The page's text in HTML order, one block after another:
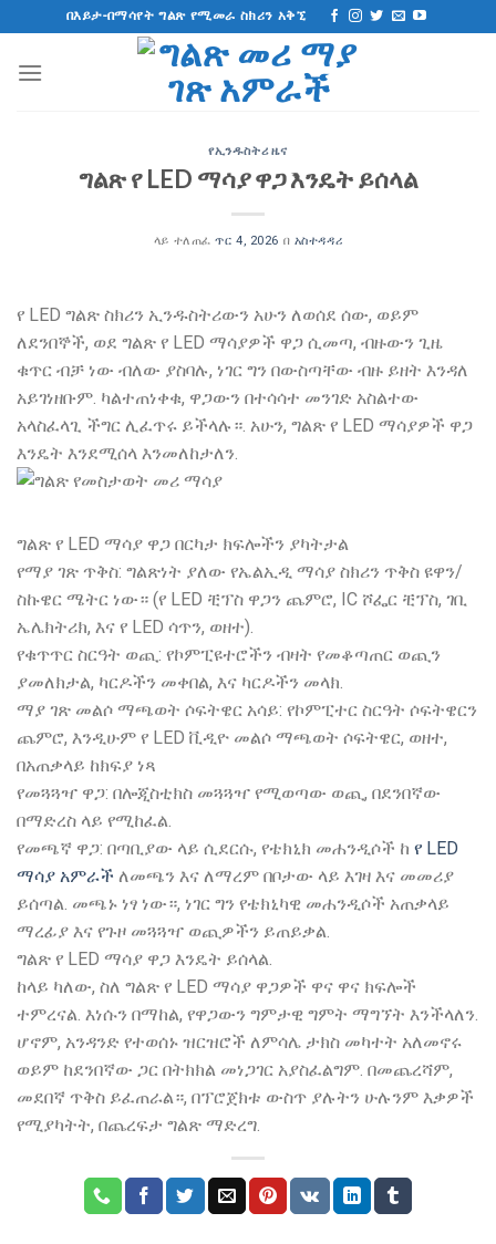
ይዘት
ዝለል
በእይታ-በማሳየት ግልጽ የሚመራ ስክሪን አቅኚ
የኢንዱስትሪ ዜና
ግልጽ የ LED ማሳያ ዋጋ እንዴት ይሰላል
ላይ ተለጠፈጥር 4, 2026 በ አስተዳዳሪ
የ LED ግልጽ ስክሪን ኢንዱስትሪውን አሁን ለወሰደ ሰው, ወይም
ለደንበኞች, ወደ ግልጽ የ LED ማሳያዎች ዋጋ ሲመጣ, ብዙውን ጊዜ
ቁጥር ብቻ ነው ብለው ያስባሉ, ነገር ግን በውስጣቸው ብዙ ይዘት እንዳለ
አይገነዘቡም. ካልተጠነቀቁ, ዋጋውን በተሳሳተ መንገድ አስልተው
አላስፈላጊ ችግር ሊፈጥሩ ይችላሉ።. አሁን, ግልጽ የ LED ማሳያዎች ዋጋ
እንዴት እንደሚሰላ እንመለከታለን.
ግልጽ የ LED ማሳያ ዋጋ በርካታ ክፍሎችን ያካትታል
የማያ ገጽ ጥቅስ: ግልጽነት ያለው የኤልኢዲ ማሳያ ስክሪን ጥቅስ ዩዋን/
ስኩዌር ሜትር ነው። (የ LED ቺፕስ ዋጋን ጨምሮ, IC ሾፌር ቺፕስ, ገቢ
ኤሌክትሪክ, እና የ LED ሳጥን, ወዘተ).
የቁጥጥር ስርዓት ወጪ: የኮምፒዩተሮችን ብዛት የመቆጣጠር ወጪን
ያመለክታል, ካርዶችን መቀበል, እና ካርዶችን መላክ.
ማያ ገጽ መልሶ ማጫወት ሶፍትዌር አሳይ: የኮምፒተር ስርዓት ሶፍትዌርን
ጨምሮ, እንዲሁም የ LED ቪዲዮ መልሶ ማጫወት ሶፍትዌር, ወዘተ,
በአጠቃላይ ከክፍያ ነጻ
የመጓጓዣ ዋጋ: በሎጂስቲክስ መጓጓዣ የሚወጣው ወጪ, በደንበኛው
በማድረስ ላይ የሚከፈል.
የመጫኛ ዋጋ: በጣቢያው ላይ ሲደርሱ, የቴክኒክ መሐንዲሶች ከ የ LED
ማሳያ አምራች ለመጫን እና ለማረም በቦታው ላይ እገዛ እና መመሪያ
ይሰጣል. መጫኑ ነፃ ነው።, ነገር ግን የቴክኒካዊ መሐንዲሶች አጠቃላይ
ማረፊያ እና የጉዞ መጓጓዣ ወጪዎችን ይጠይቃል.
ግልጽ የ LED ማሳያ ዋጋ እንዴት ይሰላል.
ከላይ ካለው, ስለ ግልጽ የ LED ማሳያ ዋጋዎች ዋና ዋና ክፍሎች
ተምረናል. እነሱን በማከል, የዋጋውን ግምታዊ ግምት ማግኘት እንችላለን.
ሆኖም, አንዳንድ የተወሰኑ ዝርዝሮች ለምሳሌ ታክስ መካተት አለመኖሩ
ወይም ከደንበኛው ጋር በትክክል መነጋገር አያስፈልግም. በመጨረሻም,
መደበኛ ጥቅስ ይፈጠራል።, በፕሮጀክቱ ውስጥ ያሉትን ሁሉንም እቃዎች
የሚያካትት, በጨረፍታ ግልጽ ማድረግ.